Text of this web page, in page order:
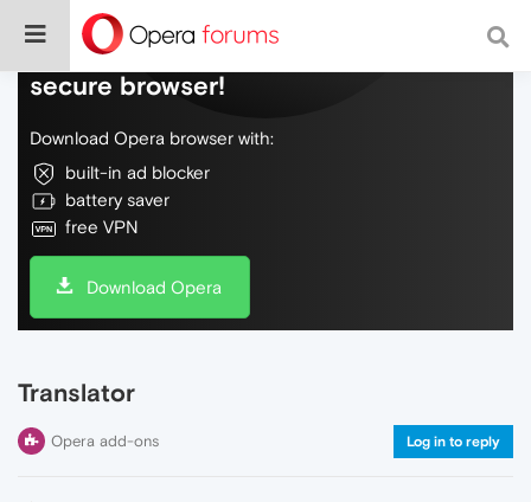
Do more on the web, with a fast and
secure browser!
Download Opera browser with:
built-in ad blocker
battery saver
free VPN
Download Opera
Translator
Opera add-ons Log in to reply